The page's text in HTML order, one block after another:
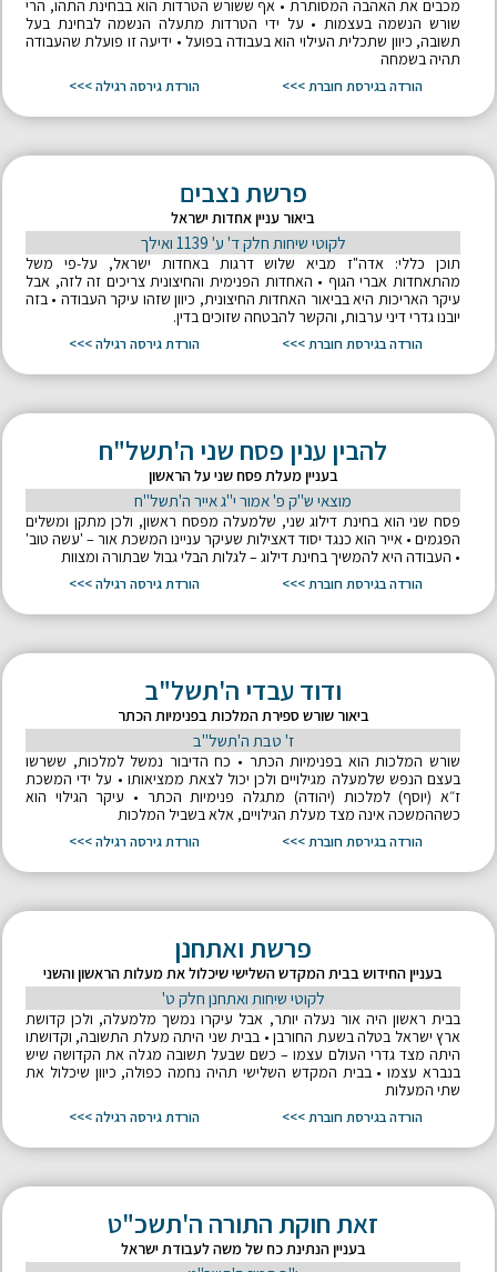
מכבים את האהבה המסותרת • אף ששורש הטרדות הוא בבחינת התהו, הרי
שורש הנשמה בעצמות • על ידי הטרדות מתעלה הנשמה לבחינת בעל
תשובה, כיוון שתכלית העילוי הוא בעבודה בפועל • ידיעה זו פועלת שהעבודה
תהיה בשמחה
הורדה בגירסת חוברת >>> הורדת גירסה רגילה >>>
פרשת נצבים
ביאור עניין אחדות ישראל
לקוטי שיחות חלק ד' ע' 1139 ואילך
תוכן כללי: אדה"ז מביא שלוש דרגות באחדות ישראל, על-פי משל
מהתאחדות אברי הגוף • האחדות הפנימית והחיצונית צריכים זה לזה, אבל
עיקר האריכות היא בביאור האחדות החיצונית, כיוון שזהו עיקר העבודה • בזה
יובנו גדרי דיני ערבות, והקשר להבטחה שזוכים בדין.
הורדה בגירסת חוברת >>> הורדת גירסה רגילה >>>
להבין ענין פסח שני ה'תשל"ח
בעניין מעלת פסח שני על הראשון
מוצאי ש"ק פ' אמור י"ג אייר ה'תשל"ח
פסח שני הוא בחינת דילוג שני, שלמעלה מפסח ראשון, ולכן מתקן ומשלים
הפגמים • אייר הוא כנגד יסוד דאצילות שעיקר עניינו המשכת אור – 'עשה טוב'
• העבודה היא להמשיך בחינת דילוג – לגלות הבלי גבול שבתורה ומצוות
הורדה בגירסת חוברת >>> הורדת גירסה רגילה >>>
ודוד עבדי ה'תשל"ב
ביאור שורש ספירת המלכות בפנימיות הכתר
ז' טבת ה'תשל"ב
שורש המלכות הוא בפנימיות הכתר • כח הדיבור נמשל למלכות, ששרשו
בעצם הנפש שלמעלה מגילויים ולכן יכול לצאת ממציאותו • על ידי המשכת
ז״א (יוסף) למלכות (יהודה) מתגלה פנימיות הכתר • עיקר הגילוי הוא
כשההמשכה אינה מצד מעלת הגילויים, אלא בשביל המלכות
הורדה בגירסת חוברת >>> הורדת גירסה רגילה >>>
פרשת ואתחנן
בעניין החידוש בבית המקדש השלישי שיכלול את מעלות הראשון והשני
לקוטי שיחות ואתחנן חלק ט'
בבית ראשון היה אור נעלה יותר, אבל עיקרו נמשך מלמעלה, ולכן קדושת
ארץ ישראל בטלה בשעת החורבן • בבית שני היתה מעלת התשובה, וקדושתו
היתה מצד גדרי העולם עצמו – כשם שבעל תשובה מגלה את הקדושה שיש
בנברא עצמו • בבית המקדש השלישי תהיה נחמה כפולה, כיוון שיכלול את
שתי המעלות
הורדה בגירסת חוברת >>> הורדת גירסה רגילה >>>
זאת חוקת התורה ה'תשכ"ט
בעניין הנתינת כח של משה לעבודת ישראל